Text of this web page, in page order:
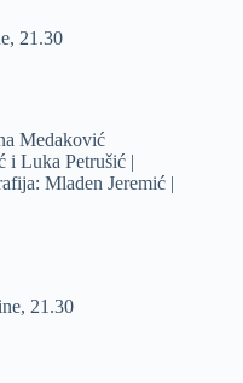
21.30
Medaković
i Luka Petrušić |
Mladen Jeremić |
21.30